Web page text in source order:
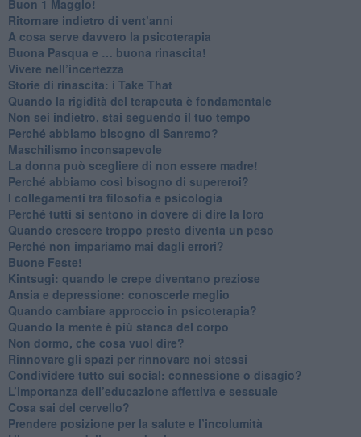
​Buon 1 Maggio!
Ritornare indietro di vent’anni
​A cosa serve davvero la psicoterapia
​Buona Pasqua e … buona rinascita!
​Vivere nell’incertezza
​Storie di rinascita: i Take That
​Quando la rigidità del terapeuta è fondamentale
​Non sei indietro, stai seguendo il tuo tempo
​Perché abbiamo bisogno di Sanremo?
​Maschilismo inconsapevole
​La donna può scegliere di non essere madre!
​Perché abbiamo così bisogno di supereroi?
​I collegamenti tra filosofia e psicologia
​Perché tutti si sentono in dovere di dire la loro
​Quando crescere troppo presto diventa un peso
​Perché non impariamo mai dagli errori?
​Buone Feste!
​Kintsugi: quando le crepe diventano preziose
Ansia e depressione: conoscerle meglio
Quando cambiare approccio in psicoterapia?
​Quando la mente è più stanca del corpo
Non dormo, che cosa vuol dire?
​Rinnovare gli spazi per rinnovare noi stessi
​Condividere tutto sui social: connessione o disagio?
​L’importanza dell’educazione affettiva e sessuale
​Cosa sai del cervello?
Prendere posizione per la salute e l’incolumità